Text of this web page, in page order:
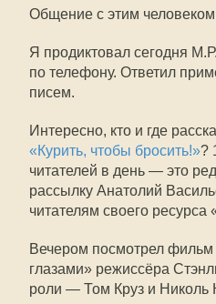
Общение с этим человеком
Я продиктовал сегодня
по телефону. Ответил
писем.
Интересно, кто и где
«Курить, чтобы бросить!»?
читателей в день — это
рассылку Анатолий
читателям своего ресурса
Вечером посмотрел
глазами» режиссёра
роли — Том Круз и Николь